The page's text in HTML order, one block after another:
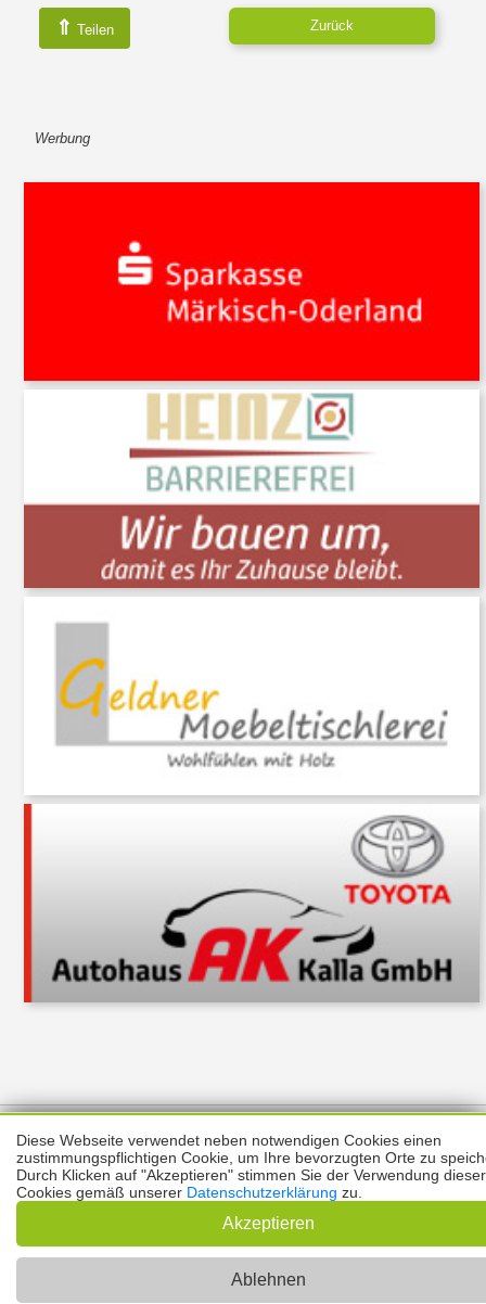
⇑ Teilen Zurück
Werbung
Kontakt
Impressum
🌙 Dark Mode
Copyright © 2026 |Prinzmediaconcept.de
Diese Webseite verwendet neben notwendigen Cookies einen
zustimmungspflichtigen Cookie, um Ihre bevorzugten Orte zu
Durch Klicken auf "Akzeptieren" stimmen Sie der Verwendung dieser
Cookies gemäß unserer Datenschutzerklärung zu.
Akzeptieren
Ablehnen